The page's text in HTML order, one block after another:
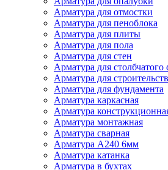
Арматура для отмостки
Арматура для пеноблока
Арматура для плиты
Арматура для пола
Арматура для стен
Арматура для столбчатого
Арматура для
Арматура для фундамента
Арматура каркасная
Арматура
Арматура монтажная
Арматура сварная
Арматура А240 6мм
Арматура катанка
Арматура в бухтах